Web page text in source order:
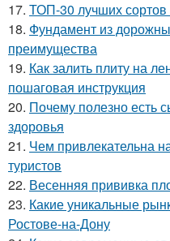
17. ТОП-30 лучших
18. Фундамент из
преимущества
19. Как залить плиту на
пошаговая инструкция
20. Почему полезно есть
здоровья
21. Чем привлекательна
туристов
22. Весенняя прививка
23. Какие уникальные
Ростове-на-Дону